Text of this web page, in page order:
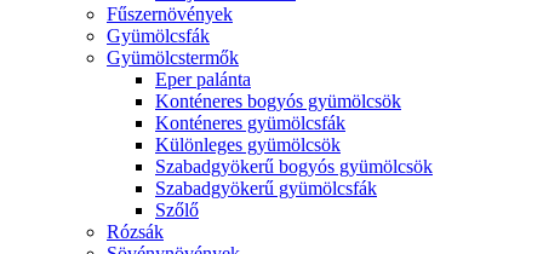
Fűszernövények
Gyümölcsfák
Gyümölcstermők
Eper palánta
Konténeres bogyós gyümölcsök
Konténeres gyümölcsfák
Különleges gyümölcsök
Szabadgyökerű bogyós gyümölcsök
Szabadgyökerű gyümölcsfák
Szőlő
Rózsák